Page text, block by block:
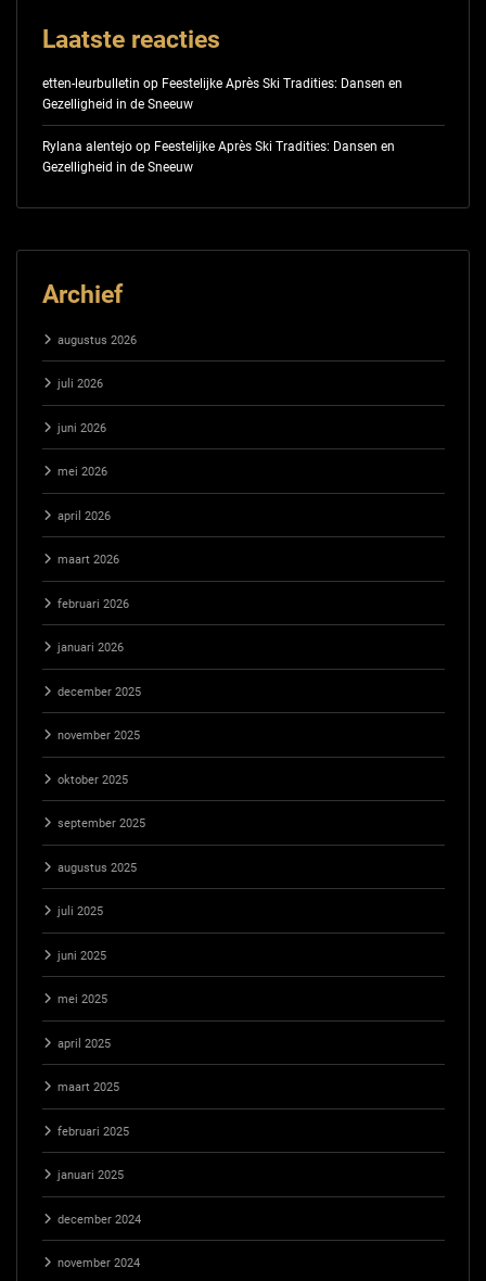
Laatste reacties
etten-leurbulletin op Feestelijke Après Ski Tradities: Dansen en
Gezelligheid in de Sneeuw
Rylana alentejoop Feestelijke Après Ski Tradities: Dansen en
Gezelligheid in de Sneeuw
Archief
augustus 2026
juli 2026
juni 2026
mei 2026
april 2026
maart 2026
februari 2026
januari 2026
december 2025
november 2025
oktober 2025
september 2025
augustus 2025
juli 2025
juni 2025
mei 2025
april 2025
maart 2025
februari 2025
januari 2025
december 2024
november 2024